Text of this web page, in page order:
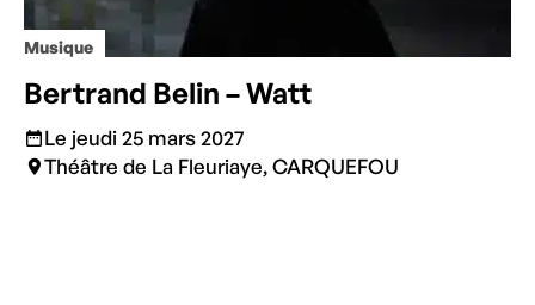
Musique
Bertrand Belin – Watt
Le jeudi 25 mars 2027
Théâtre de La Fleuriaye, CARQUEFOU